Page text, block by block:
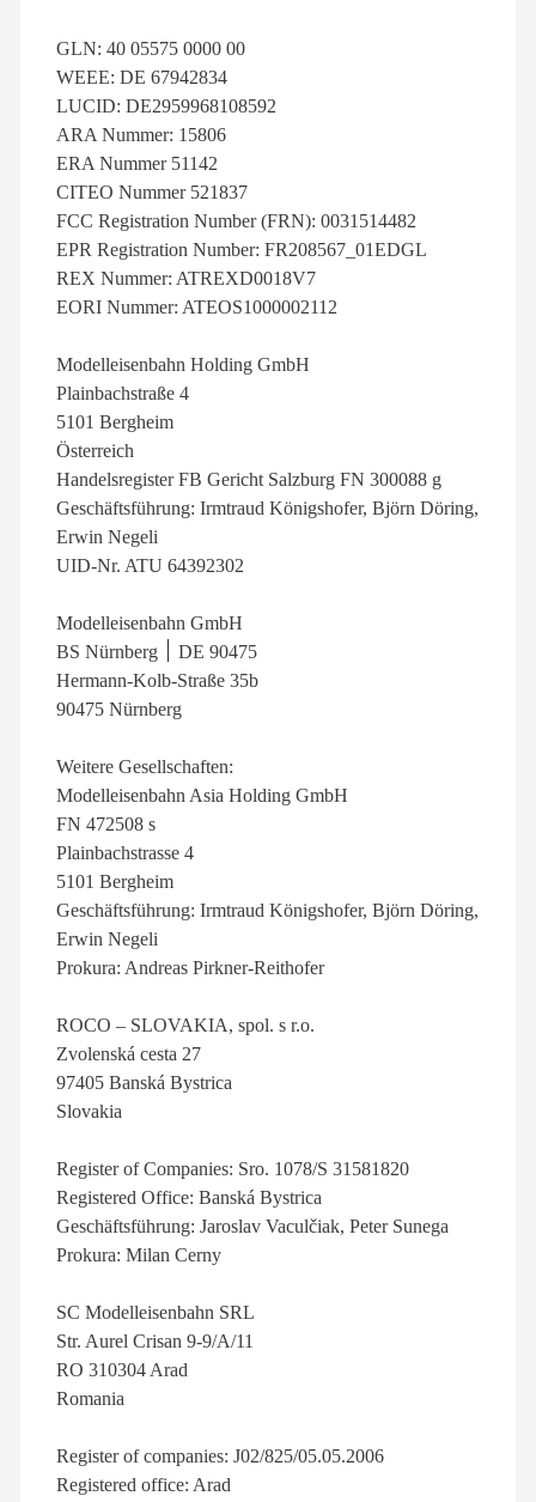
GLN: 40 05575 0000 00
WEEE: DE 67942834
LUCID: DE2959968108592
ARA Nummer: 15806
ERA Nummer 51142
CITEO Nummer 521837
FCC Registration Number (FRN): 0031514482
EPR Registration Number: FR208567_01EDGL
REX Nummer: ATREXD0018V7
EORI Nummer: ATEOS1000002112
Modelleisenbahn Holding GmbH
Plainbachstraße 4
5101 Bergheim
Österreich
Handelsregister FB Gericht Salzburg FN 300088 g
Geschäftsführung: Irmtraud Königshofer, Björn Döring,
Erwin Negeli
UID-Nr. ATU 64392302
Modelleisenbahn GmbH
BS Nürnberg ׀ DE 90475
Hermann-Kolb-Straße 35b
90475 Nürnberg
Weitere Gesellschaften:
Modelleisenbahn Asia Holding GmbH
FN 472508 s
Plainbachstrasse 4
5101 Bergheim
Geschäftsführung: Irmtraud Königshofer, Björn Döring,
Erwin Negeli
Prokura: Andreas Pirkner-Reithofer
ROCO – SLOVAKIA, spol. s r.o.
Zvolenská cesta 27
97405 Banská Bystrica
Slovakia
Register of Companies: Sro. 1078/S 31581820
Registered Office: Banská Bystrica
Geschäftsführung: Jaroslav Vaculčiak, Peter Sunega
Prokura: Milan Cerny
SC Modelleisenbahn SRL
Str. Aurel Crisan 9-9/A/11
RO 310304 Arad
Romania
Register of companies: J02/825/05.05.2006
Registered office: Arad